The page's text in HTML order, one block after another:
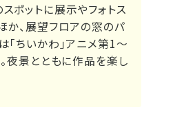
ポットに展示やフォトス
か、展望フロアの窓のパ
「ちいかわ」アニメ第1～
夜景とともに作品を楽し